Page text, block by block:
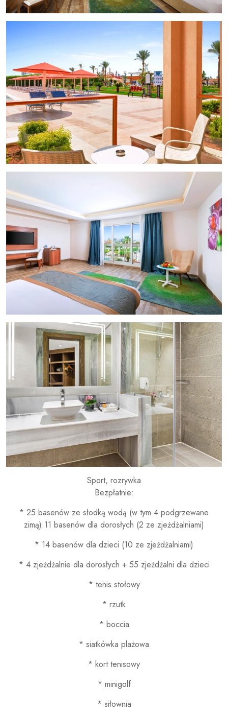
Sport, rozrywka
Bezpłatnie:
* 25 basenów ze słodką wodą (w tym 4 podgrzewane
zimą):11 basenów dla dorosłych (2 ze zjeżdżalniami)
* 14 basenów dla dzieci (10 ze zjeżdżalniami)
* 4 zjeżdżalnie dla dorosłych + 55 zjeżdżalni dla dzieci
* tenis stołowy
* rzutk
* boccia
* siatkówka plażowa
* kort tenisowy
* minigolf
* siłownia